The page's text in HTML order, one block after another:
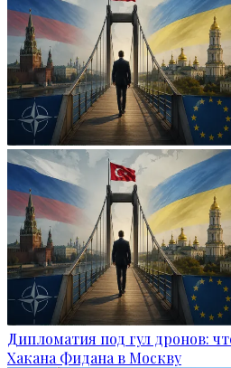
Дипломатия под гул дронов:
Хакана Фидана в Москву